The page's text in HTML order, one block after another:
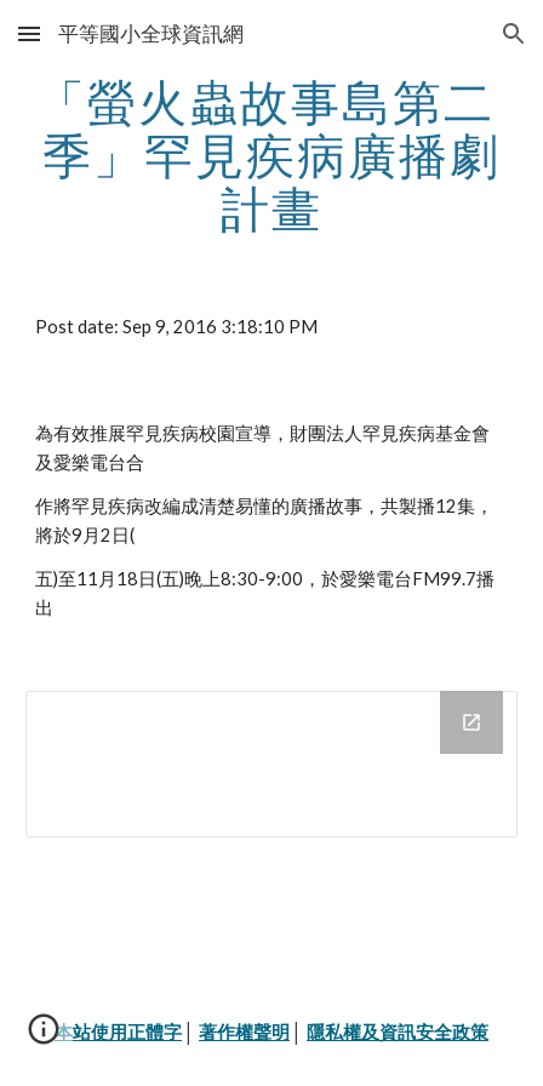
Skip to main content Skip to navigation
平等國小全球資訊網
「螢火蟲故事島第二
季」罕見疾病廣播劇
計畫
Post date: Sep 9, 2016 3:18:10 PM
為有效推展罕見疾病校園宣導，財團法人罕見疾病基金會
及愛樂電台合
作將罕見疾病改編成清楚易懂的廣播故事，共製播12集，
將於9月2日(
五)至11月18日(五)晚上8:30-9:00，於愛樂電台FM99.7播
出
本站使用正體字 著作權聲明 隱私權及資訊安全政策